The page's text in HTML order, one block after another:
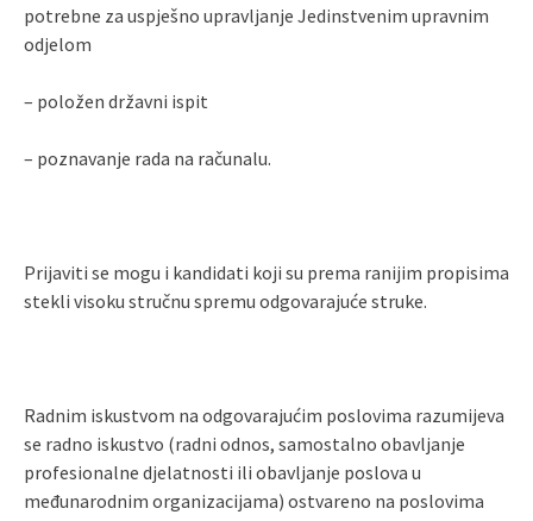
potrebne za uspješno upravljanje Jedinstvenim upravnim
odjelom
– položen državni ispit
– poznavanje rada na računalu.
Prijaviti se mogu i kandidati koji su prema ranijim propisima
stekli visoku stručnu spremu odgovarajuće struke.
Radnim iskustvom na odgovarajućim poslovima razumijeva
se radno iskustvo (radni odnos, samostalno obavljanje
profesionalne djelatnosti ili obavljanje poslova u
međunarodnim organizacijama) ostvareno na poslovima